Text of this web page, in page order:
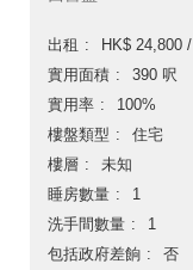
出租
HK$ 24,800 /
實用面積
390 呎
實用率
100%
樓盤類型
住宅
樓層
未知
睡房數量
1
洗手間數量
1
包括政府差餉
否